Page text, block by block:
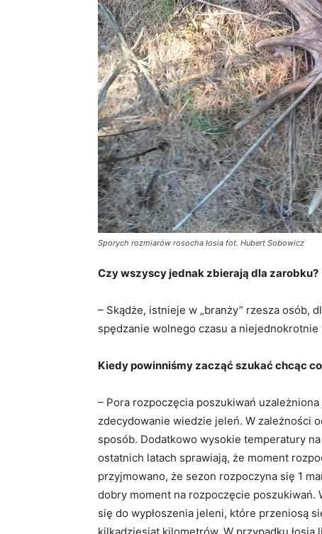
Sporych rozmiarów rosocha łosia fot. Hubert Sobowicz
Czy wszyscy jednak zbierają dla zarobku?
– Skądże, istnieje w „branży” rzesza osób,
spędzanie wolnego czasu a
Kiedy powinniśmy zacząć szukać chcąc
– Pora rozpoczęcia poszukiwań
zdecydowanie wiedzie jeleń. W zależności
sposób. Dodatkowo wysokie temperatury
ostatnich latach sprawiają, że moment
przyjmowano, że sezon rozpoczyna się 1
dobry moment na rozpoczęcie
się do wypłoszenia jeleni, które przeniosą
kilkadziesiąt kilometrów. W przypadku